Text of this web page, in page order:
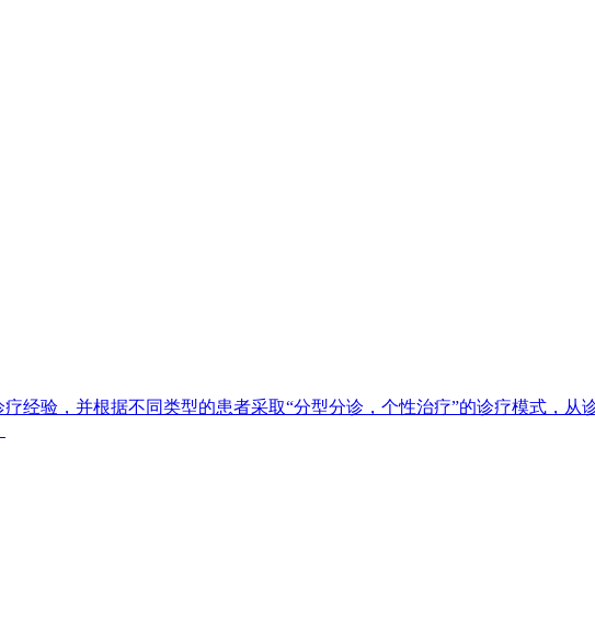
经验，并根据不同类型的患者采取“分型分诊，个性治疗”的诊疗模式，从